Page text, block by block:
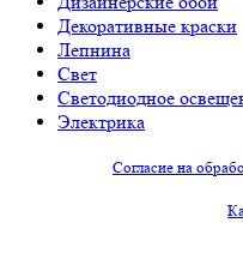
Декоративные краски
Лепнина
Свет
Светодиодное
Электрика
Согласие на